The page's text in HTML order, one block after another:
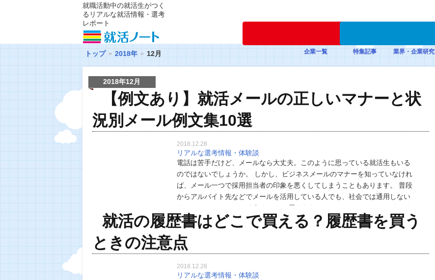
就職活動中の就活生がつく
るリアルな就活情報・選考
レポート
企業一覧 特集記事 業界・企業研究
トップ 2018年 12月
2018年12月
【例文あり】就活メールの正しいマナーと状
況別メール例文集10選
2018.12.28
リアルな選考情報・体験談
電話は苦手だけど、メールなら大丈夫。このように思っている就活生もいる
のではないでしょうか。 しかし、ビジネスメールのマナーを知っていなけれ
ば、メール一つで採用担当者の印象を悪くしてしまうこともあります。 普段
からアルバイト先などでメールを活用している人でも、社会では通用しない
なんてことも。 マナーを知らないと思われないためにも、メールのスキルを
磨いていきましょう。そこで今回は状況別の例文を挙げなが…
就活の履歴書はどこで買える？履歴書を買う
ときの注意点
2018.12.28
リアルな選考情報・体験談